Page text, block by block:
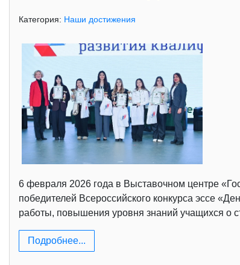
Категория: Наши достижения
6 февраля 2026 года в Выставочном центре
победителей Всероссийского конкурса эссе
работы, повышения уровня знаний учащихся о
Подробнее...